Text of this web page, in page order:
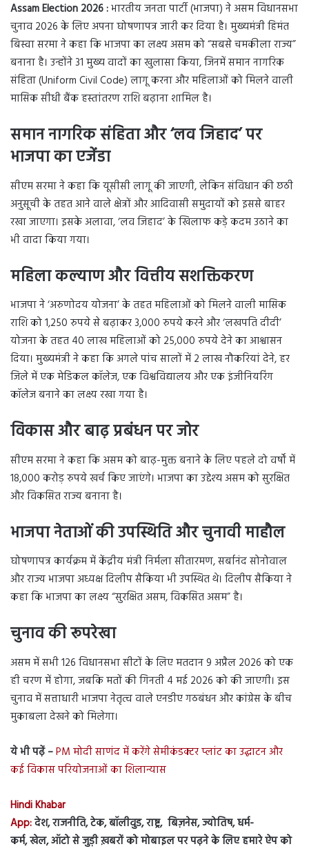
Assam Election 2026 :भारतीय जनता पार्टी (भाजपा) ने असम विधानसभा
चुनाव 2026 के लिए अपना घोषणापत्र जारी कर दिया है। मुख्यमंत्री हिमंत
बिस्वा सरमा ने कहा कि भाजपा का लक्ष्य असम को “सबसे चमकीला राज्य”
बनाना है। उन्होंने 31 मुख्य वादों का खुलासा किया, जिनमें समान नागरिक
संहिता (Uniform Civil Code) लागू करना और महिलाओं को मिलने वाली
मासिक सीधी बैंक हस्तांतरण राशि बढ़ाना शामिल है।
समान नागरिक संहिता और ‘लव जिहाद’पर
भाजपा का एजेंडा
सीएम सरमा ने कहा कि यूसीसी लागू की जाएगी, लेकिन संविधान की छठी
अनुसूची के तहत आने वाले क्षेत्रों और आदिवासी समुदायों को इससे बाहर
रखा जाएगा। इसके अलावा, ‘लव जिहाद’ के खिलाफ कड़े कदम उठाने का
भी वादा किया गया।
महिला कल्याण और वित्तीय सशक्तिकरण
भाजपा ने ‘अरुणोदय योजना’ के तहत महिलाओं को मिलने वाली मासिक
राशि को 1,250 रुपये से बढ़ाकर 3,000 रुपये करने और ‘लखपति दीदी’
योजना के तहत 40 लाख महिलाओं को 25,000 रुपये देने का आश्वासन
दिया। मुख्यमंत्री ने कहा कि अगले पांच सालों में 2 लाख नौकरियां देने, हर
जिले में एक मेडिकल कॉलेज, एक विश्वविद्यालय और एक इंजीनियरिंग
कॉलेज बनाने का लक्ष्य रखा गया है।
विकास और बाढ़ प्रबंधन पर जोर
सीएम सरमा ने कहा कि असम को बाढ़-मुक्त बनाने के लिए पहले दो वर्षों में
18,000 करोड़ रुपये खर्च किए जाएंगे। भाजपा का उद्देश्य असम को सुरक्षित
और विकसित राज्य बनाना है।
भाजपा नेताओं की उपस्थिति और चुनावी माहौल
घोषणापत्र कार्यक्रम में केंद्रीय मंत्री निर्मला सीतारमण, सर्बानंद सोनोवाल
और राज्य भाजपा अध्यक्ष दिलीप सैकिया भी उपस्थित थे। दिलीप सैकिया ने
कहा कि भाजपा का लक्ष्य “सुरक्षित असम, विकसित असम” है।
चुनाव की रूपरेखा
असम में सभी 126 विधानसभा सीटों के लिए मतदान 9 अप्रैल 2026 को एक
ही चरण में होगा, जबकि मतों की गिनती 4 मई 2026 को की जाएगी। इस
चुनाव में सत्ताधारी भाजपा नेतृत्व वाले एनडीए गठबंधन और कांग्रेस के बीच
मुकाबला देखने को मिलेगा।
ये भी पढ़ें –PM मोदी साणंद में करेंगे सेमीकंडक्टर प्लांट का उद्घाटन और
कई विकास परियोजनाओं का शिलान्यास
Hindi Khabar
App:देश, राजनीति, टेक, बॉलीवुड, राष्ट्र, बिज़नेस, ज्योतिष, धर्म-
कर्म, खेल, ऑटो से जुड़ी ख़बरों को मोबाइल पर पढ़ने के लिए हमारे ऐप को